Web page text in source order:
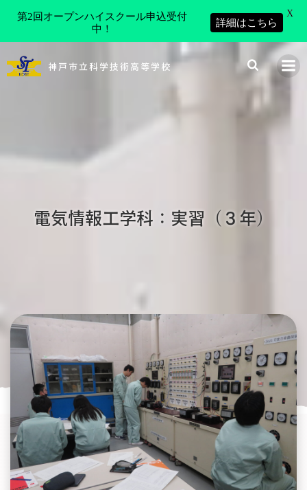
ン
神戸市立科学技術高等学校
電気情報工学科：実習（３年）
第2回オープンハイスクール申込受付
中！
詳細はこちら
X